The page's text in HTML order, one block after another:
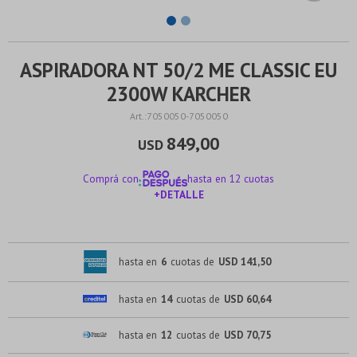
ASPIRADORA NT 50/2 ME CLASSIC EU
2300W KARCHER
7050050-7050050
USD 849,00
Comprá con
hasta en 12 cuotas
+DETALLE
hasta en 6 cuotas de USD 141,50
hasta en 14 cuotas de USD 60,64
hasta en 12 cuotas de USD 70,75